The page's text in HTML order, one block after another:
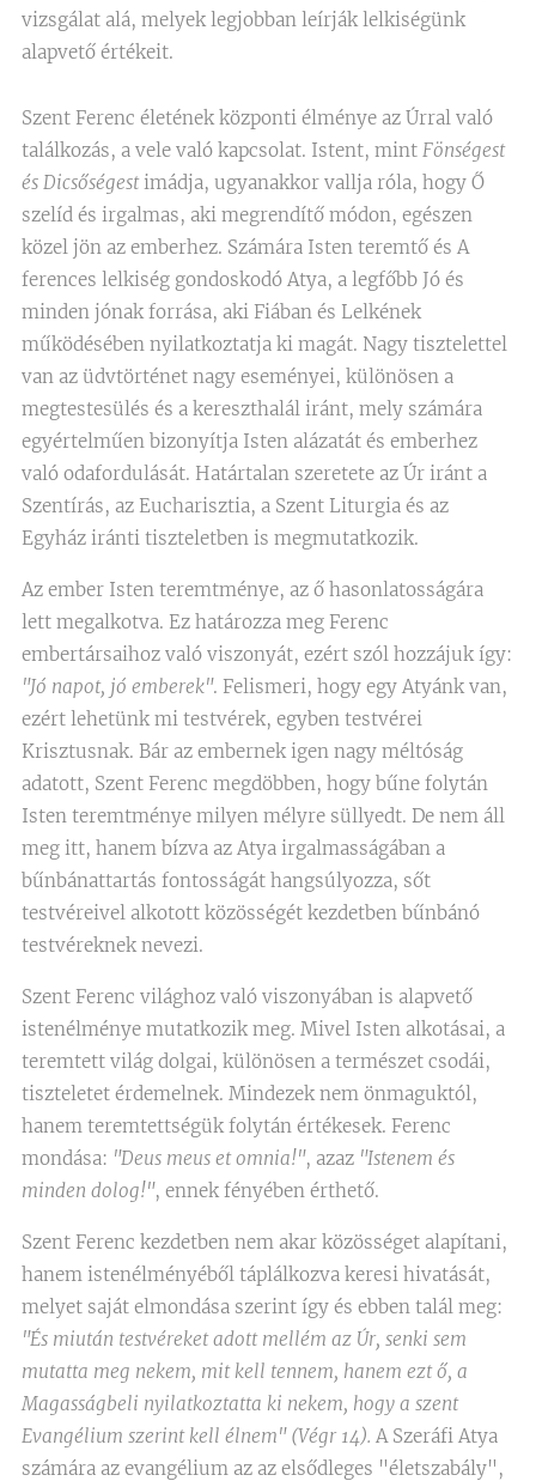
vizsgálat alá, melyek legjobban leírják lelkiségünk
alapvető értékeit.
Szent Ferenc életének központi élménye az Úrral való
találkozás, a vele való kapcsolat. Istent, mint Fönségest
és Dicsőségestimádja, ugyanakkor vallja róla, hogy Ő
szelíd és irgalmas, aki megrendítő módon, egészen
közel jön az emberhez. Számára Isten teremtő és A
ferences lelkiség gondoskodó Atya, a legfőbb Jó és
minden jónak forrása, aki Fiában és Lelkének
működésében nyilatkoztatja ki magát. Nagy tisztelettel
van az üdvtörténet nagy eseményei, különösen a
megtestesülés és a kereszthalál iránt, mely számára
egyértelműen bizonyítja Isten alázatát és emberhez
való odafordulását. Határtalan szeretete az Úr iránt a
Szentírás, az Eucharisztia, a Szent Liturgia és az
Egyház iránti tiszteletben is megmutatkozik.
Az ember Isten teremtménye, az ő hasonlatosságára
lett megalkotva. Ez határozza meg Ferenc
embertársaihoz való viszonyát, ezért szól hozzájuk így:
"Jó napot, jó emberek". Felismeri, hogy egy Atyánk van,
ezért lehetünk mi testvérek, egyben testvérei
Krisztusnak. Bár az embernek igen nagy méltóság
adatott, Szent Ferenc megdöbben, hogy bűne folytán
Isten teremtménye milyen mélyre süllyedt. De nem áll
meg itt, hanem bízva az Atya irgalmasságában a
bűnbánattartás fontosságát hangsúlyozza, sőt
testvéreivel alkotott közösségét kezdetben bűnbánó
testvéreknek nevezi.
Szent Ferenc világhoz való viszonyában is alapvető
istenélménye mutatkozik meg. Mivel Isten alkotásai, a
teremtett világ dolgai, különösen a természet csodái,
tiszteletet érdemelnek. Mindezek nem önmaguktól,
hanem teremtettségük folytán értékesek. Ferenc
mondása: "Deus meus et omnia!", azaz "Istenem és
minden dolog!", ennek fényében érthető.
Szent Ferenc kezdetben nem akar közösséget alapítani,
hanem istenélményéből táplálkozva keresi hivatását,
melyet saját elmondása szerint így és ebben talál meg:
"És miután testvéreket adott mellém az Úr, senki sem
mutatta meg nekem, mit kell tennem, hanem ezt ő, a
Magasságbeli nyilatkoztatta ki nekem, hogy a szent
Evangélium szerint kell élnem" (Végr 14). A Szeráfi Atya
számára az evangélium az az elsődleges "életszabály",